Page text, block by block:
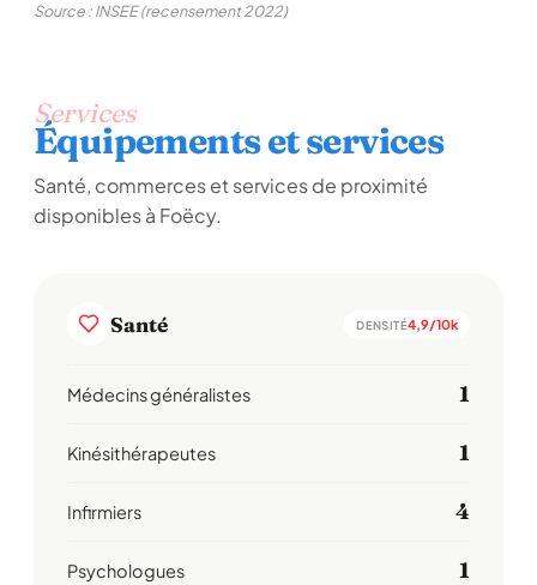
Source : INSEE (recensement 2022)
Services
Équipements et services
Santé, commerces et services de proximité
disponibles à Foëcy.
Santé DENSITÉ4,9/10k
Médecins généralistes 1
Kinésithérapeutes 1
Infirmiers 4
Psychologues 1